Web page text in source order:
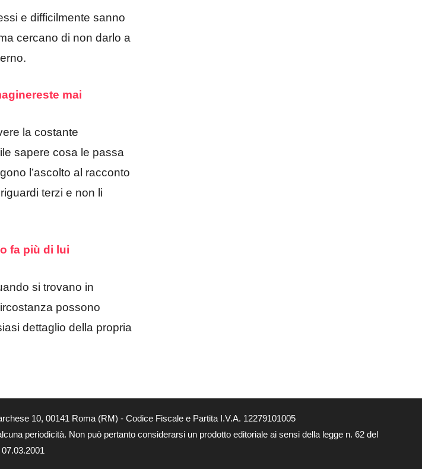
e difficilmente sanno
cercano di non darlo a
mai
la costante
sapere cosa le passa
l’ascolto al racconto
terzi e non li
fa più di lui
si trovano in
possono
dettaglio della propria
10, 00141 Roma (RM) - Codice Fiscale e Partita I.V.A. 12279101005
periodicità. Non può pertanto considerarsi un prodotto editoriale ai sensi della legge n. 62 del
07.03.2001